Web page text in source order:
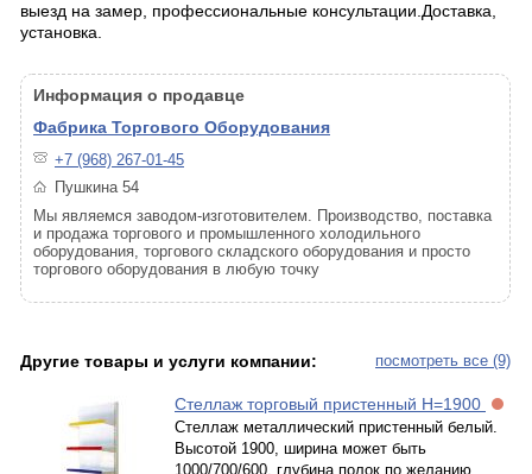
выезд на замер, профессиональные консультации.Доставка,
установка.
Информация о продавце
Фабрика Торгового Оборудования
+7 (968) 267-01-45
Пушкина 54
Мы являемся заводом-изготовителем. Производство, поставка
и продажа торгового и промышленного холодильного
оборудования, торгового складского оборудования и просто
торгового оборудования в любую точку
посмотреть все (9)
Другие товары и услуги компании:
Стеллаж торговый пристенный Н=1900
Стеллаж металлический пристенный белый.
Высотой 1900, ширина может быть
1000/700/600, глубина полок по желанию